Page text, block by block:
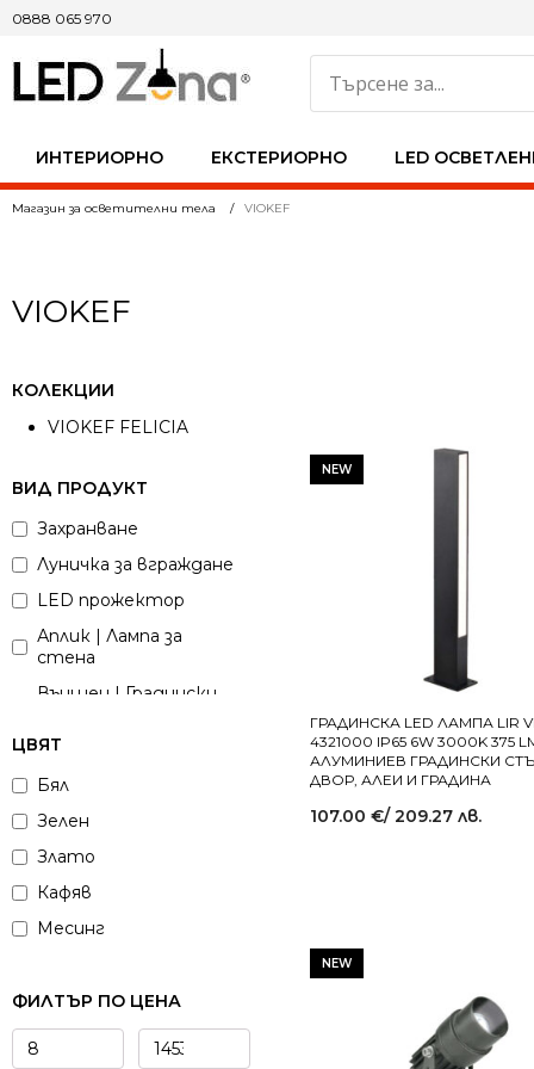
ИНТЕРИОРНО ЕКСТЕРИОРНО LED
0888 065 970
Магазин за осветителни тела VIOKEF
VIOKEF
КОЛЕКЦИИ
VIOKEF FELICIA
ВИД ПРОДУКТ
Захранване
Луничка за вграждане
LED прожектор
Аплик | Лампа за
стена
Външен | Градински
Лампион | Подова
монтаж
Мини луничка звездно
небе
ЦВЯТ
Бял
Зелен
Злато
Кафяв
Месинг
Червен
Черен
ФИЛТЪР ПО ЦЕНА
NEW
ГРАДИНСКА LED ЛАМПА LIR
4321000 IP65 6W 3000K 375
АЛУМИНИЕВ ГРАДИНСКИ
ДВОР, АЛЕИ И ГРАДИНА
107.00 €/ 209.27 лв.
NEW